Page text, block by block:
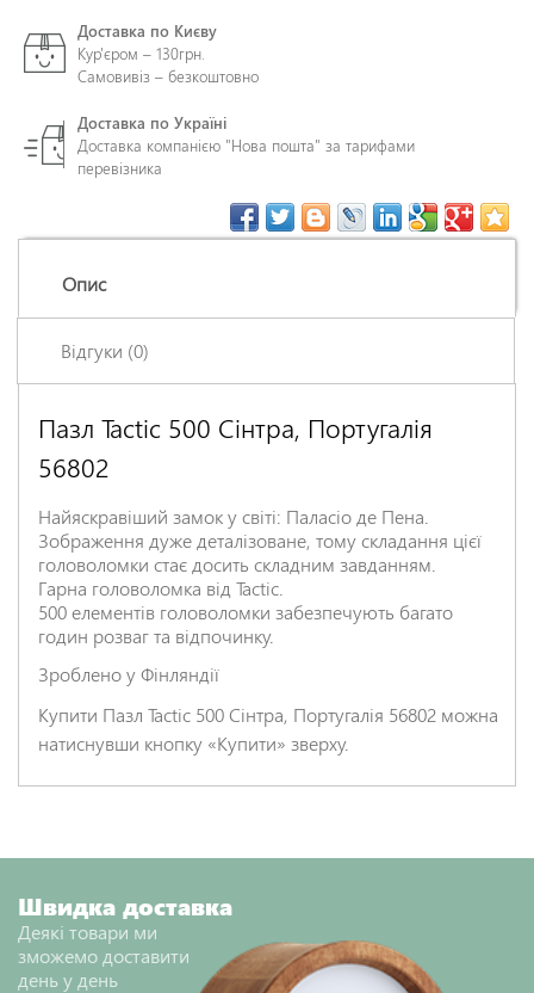
Доставка по Києву
Кур'єром – 130грн.
Самовивіз – безкоштовно
Доставка по Україні
Доставка компанією "Нова пошта" за тарифами
перевізника
Опис
Відгуки (0)
Пазл Tactic 500 Сінтра, Португалія
56802
Найяскравіший замок у світі: Паласіо де Пена.
Зображення дуже деталізоване, тому складання цієї
головоломки стає досить складним завданням.
Гарна головоломка від Tactic.
500 елементів головоломки забезпечують багато
годин розваг та відпочинку.
Зроблено у Фінляндії
Купити Пазл Tactic 500 Сінтра, Португалія 56802 можна
натиснувши кнопку «Купити» зверху.
Залишіть відгук про цей товар першими
*
Ім'я
*
Заголовок відгуку
*
Відгук
Швидка доставка
Деякі товари ми
зможемо доставити
день у день